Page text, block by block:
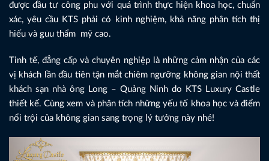
được đầu tư công phu với quá trình thực hiện khoa học, chuẩn
xác, yêu cầu KTS phải có kinh nghiệm, khả năng phân tích thị
hiếu và guu thẩm mỹ cao.
Tinh tế, đẳng cấp và chuyên nghiệp là những cảm nhận của các
vị khách lần đầu tiên tận mắt chiêm ngưỡng không gian nội thất
khách sạn nhà ông Long – Quảng Ninh do KTS Luxury Castle
thiết kế. Cùng xem và phân tích những yếu tố khoa học và điểm
nổi trội của không gian sang trọng lý tưởng này nhé!